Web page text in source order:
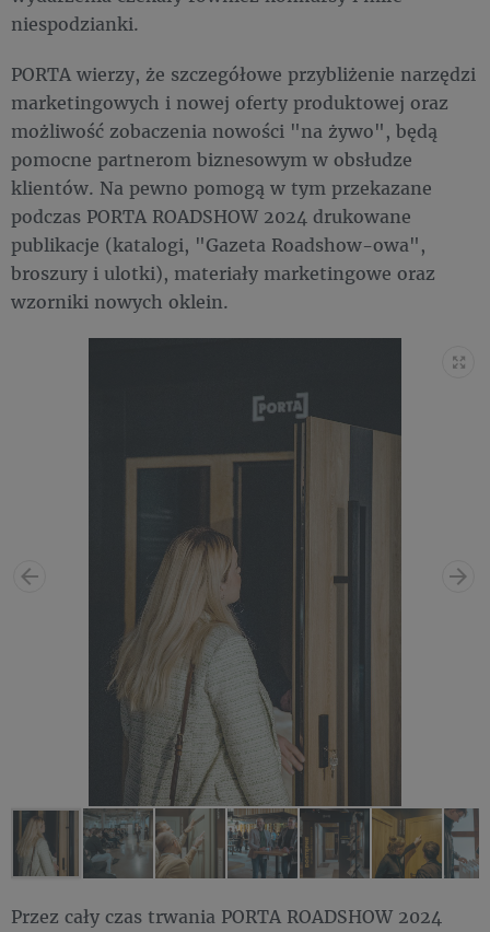
niespodzianki.
PORTA wierzy, że szczegółowe przybliżenie narzędzi
marketingowych i nowej oferty produktowej oraz
możliwość zobaczenia nowości "na żywo", będą
pomocne partnerom biznesowym w obsłudze
klientów. Na pewno pomogą w tym przekazane
podczas PORTA ROADSHOW 2024 drukowane
publikacje (katalogi, "Gazeta Roadshow-owa",
broszury i ulotki), materiały marketingowe oraz
wzorniki nowych oklein.
Przez cały czas trwania PORTA ROADSHOW 2024